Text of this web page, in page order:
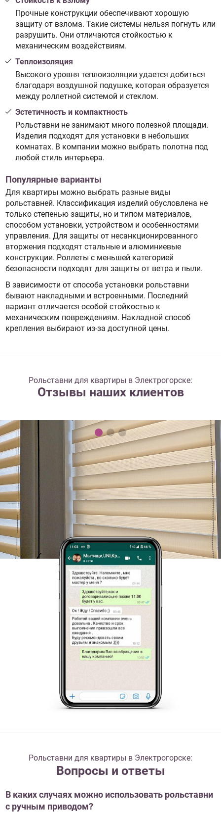
Прочные конструкции обеспечивают хорошую
защиту от взлома. Такие системы нельзя погнуть или
разрушить. Они отличаются стойкостью к
механическим воздействиям.
Теплоизоляция
Высокого уровня теплоизоляции удается добиться
благодаря воздушной подушке, которая образуется
между роллетной системой и стеклом.
Эстетичность и компактность
Рольставни не занимают много полезной площади.
Изделия подходят для установки в небольших
комнатах. В компании можно выбрать полотна под
любой стиль интерьера.
Популярные варианты
Для квартиры можно выбрать разные виды
рольставней. Классификация изделий обусловлена не
только степенью защиты, но и типом материалов,
способом установки, устройством и особенностями
управления. Для защиты от несанкционированного
вторжения подходят стальные и алюминиевые
конструкции. Роллеты с меньшей категорией
безопасности подходят для защиты от ветра и пыли.
В зависимости от способа установки рольставни
бывают накладными и встроенными. Последний
вариант отличается особой стойкостью к
механическим повреждениям. Накладной способ
крепления выбирают из-за доступной цены.
Рольставни для квартиры в Электрогорске:
Отзывы наших клиентов
Рольставни для квартиры в Электрогорске:
Вопросы и ответы
В каких случаях можно использовать рольставни
с ручным приводом?